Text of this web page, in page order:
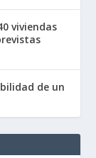
viviendas
de un